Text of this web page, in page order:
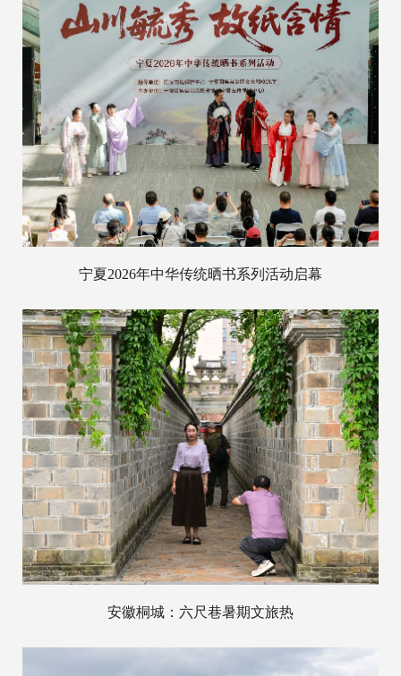
宁夏2026年中华传统晒书系列活动启幕
安徽桐城：六尺巷暑期文旅热